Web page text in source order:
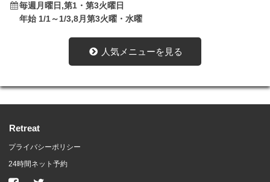
毎週月曜日,第1・第3火曜日
年始 1/1～1/3,8月第3火曜・水曜
人気メニューを見る
Retreat
プライバシーポリシー
24時間ネット予約